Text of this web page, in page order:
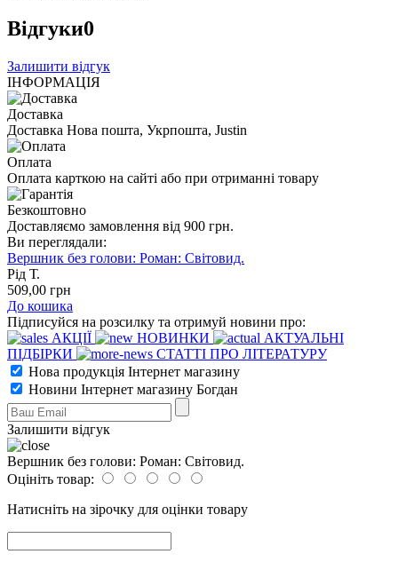
Відгуки0
Залишити відгук
ІНФОРМАЦІЯ
Доставка
Доставка Нова пошта, Укрпошта, Justin
Оплата
Оплата карткою на сайті або при отриманні товару
Безкоштовно
Доставляємо замовлення від 900 грн.
Ви переглядали:
Вершник без голови: Роман: Світовид.
Рід Т.
509,00 грн
До кошика
Підписуйся на розсилку та отримуй новини про:
АКЦІЇ
НОВИНКИ
АКТУАЛЬНІ
ПІДБІРКИ
СТАТТІ ПРО ЛІТЕРАТУРУ
Нова продукція Інтернет магазину
Новини Інтернет магазину Богдан
Залишити відгук
Вершник без голови: Роман: Світовид.
Оцініть товар:
Натисніть на зірочку для оцінки товару